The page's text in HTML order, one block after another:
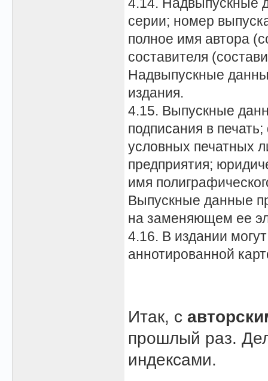
серии; номер
полное имя автора
составителя
Надвыпускные
издания.
4.15. Выпускные
подписания в
условных печатных
предприятия;
имя
Выпускные данные
на заменяющем ее
4.16. В издании
аннотированной
Итак, с
прошлый раз.
индексами.